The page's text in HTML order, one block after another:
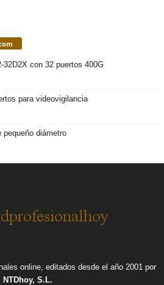
con 32 puertos 400G
para videovigilancia
pequeño diámetro
online, editados desde el año 2001 por
NTDhoy, S.L.